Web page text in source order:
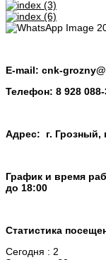
E-mail: cnk-
Телефон: 8 928
Адрес: г. Грозный,
График и время
до 18:00
Статистика
Сегодня : 2